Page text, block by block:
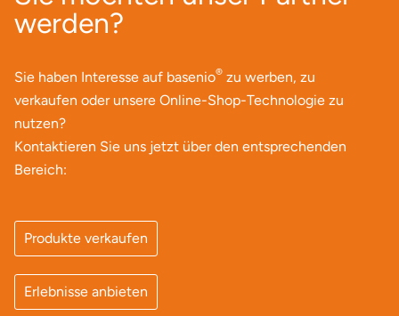
werden?
Sie haben Interesse auf basenio® zu werben, zu
verkaufen oder unsere Online-Shop-Technologie zu
nutzen?
Kontaktieren Sie uns jetzt über den entsprechenden
Bereich:
Produkte verkaufen
Erlebnisse anbieten